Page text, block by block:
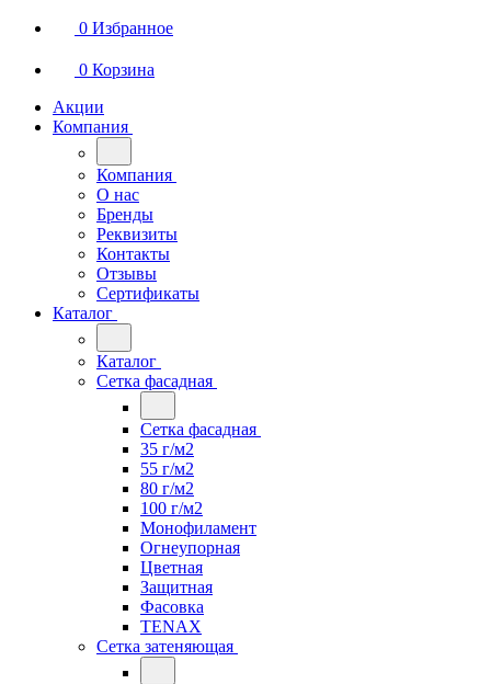
0 Избранное
0 Корзина
Акции
Компания
Компания
О нас
Бренды
Реквизиты
Контакты
Отзывы
Сертификаты
Каталог
Каталог
Сетка фасадная
Сетка фасадная
35 г/м2
55 г/м2
80 г/м2
100 г/м2
Монофиламент
Огнеупорная
Цветная
Защитная
Фасовка
TENAX
Сетка затеняющая